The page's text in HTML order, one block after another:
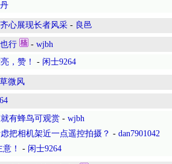
丹
心展现长者风采 - 良邑
行 - wjbh
，赞！
- 闲士9264
微风
有蜂鸟可观赏 - wjbh
把相机架近一点遥控拍摄？ - dan7901042
！
- 闲士9264